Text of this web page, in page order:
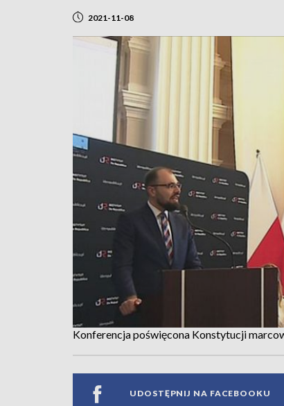
2021-11-08
Konferencja poświęcona Konstytucji
UDOSTĘPNIJ NA FACEBOOKU